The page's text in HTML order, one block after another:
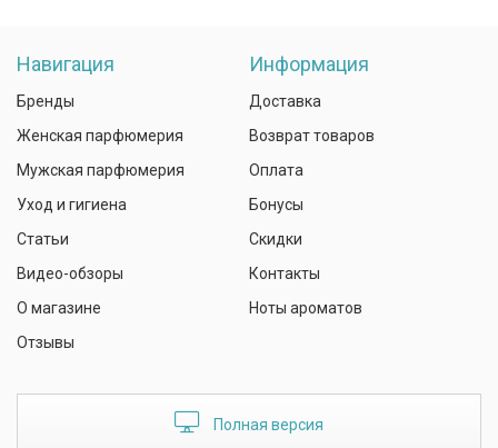
Навигация
Бренды
Женская парфюмерия
Мужская парфюмерия
Уход и гигиена
Статьи
Видео-обзоры
О магазине
Отзывы
Информация
Доставка
Возврат товаров
Оплата
Бонусы
Скидки
Контакты
Ноты ароматов
Полная версия